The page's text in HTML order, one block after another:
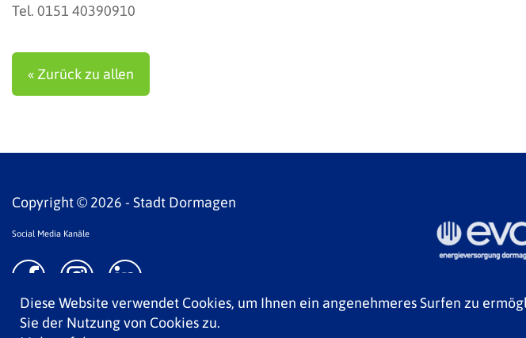
Tel. 0151 40390910
« Zurück zu allen
Diese Website verwendet Cookies, um Ihnen ein angenehmeres Surfen zu
Sie der Nutzung von Cookies zu.
Copyright © 2026 - Stadt Dormagen
Social Media Kanäle